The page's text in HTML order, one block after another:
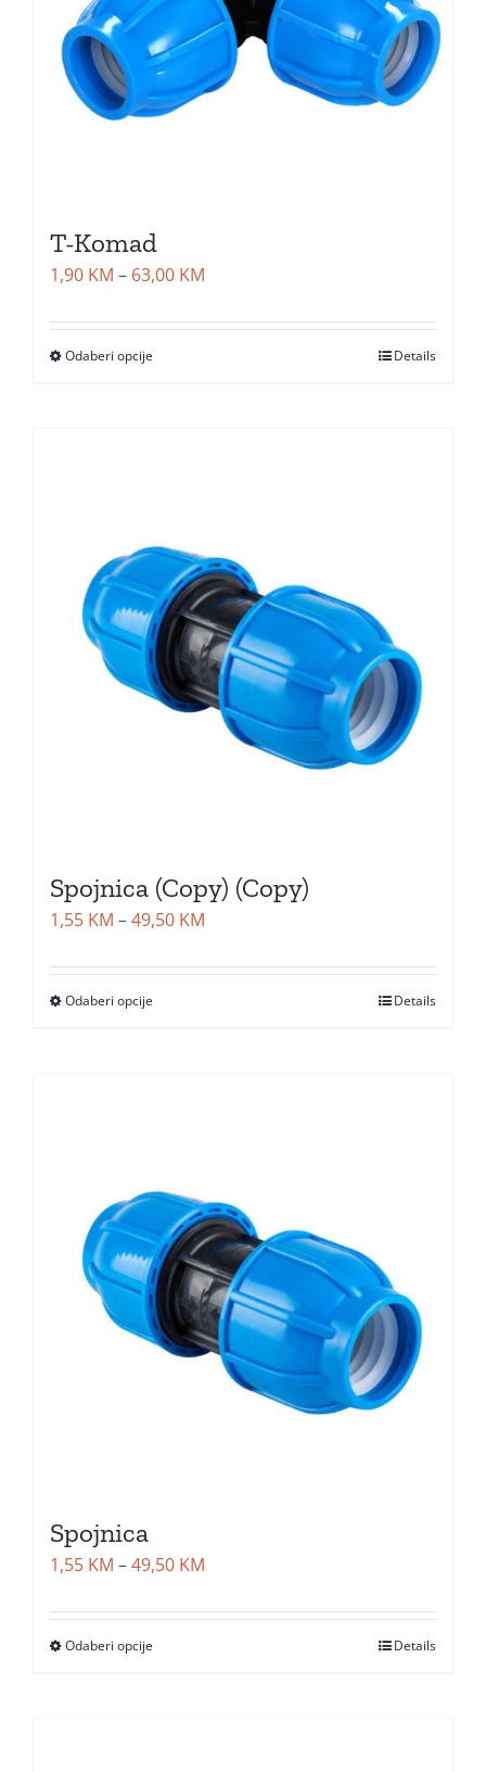
T-Komad
1,90 KM – 63,00 KM
1,90 KM
Odaberi opcije Details
Spojnica (Copy) (Copy)
1,55 KM –49,50 KM
1,55 KM
Odaberi opcije Details
Spojnica
1,55 KM –49,50 KM
1,55 KM
Odaberi opcije Details